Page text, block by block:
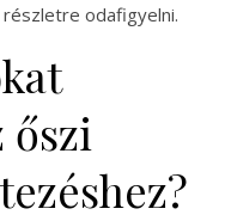
odafigyelni.
őszi